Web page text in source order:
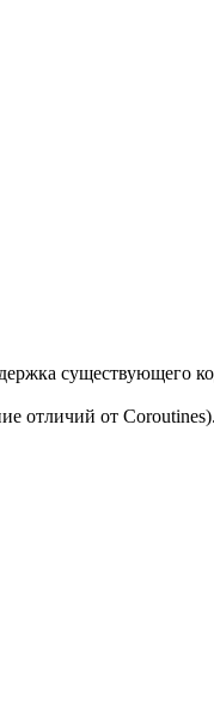
существующего
отличий от